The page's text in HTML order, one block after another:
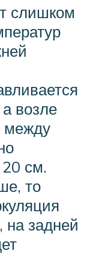
слишком
возле
между
см.
то
на задней